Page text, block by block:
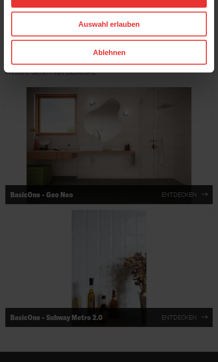
Auswahl erlauben
Ablehnen
Weitere Serien von BasicOne
BasicOne - Geo Neo ENTDECKEN
BasicOne - Subway Metro 2.0 ENTDECKEN